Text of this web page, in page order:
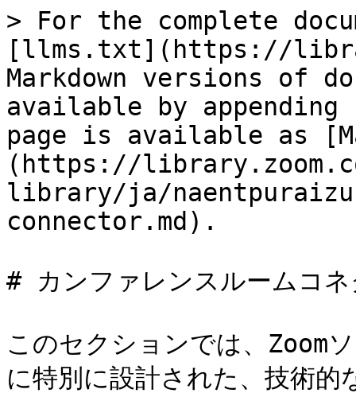
> For the complete
[llms.txt](https://
Markdown versions of
available by
page is available as
(https://
library/ja/
connector.md).
# カンファレンスルームコネ
このセクションでは、Zoom
に特別に設計された、技術的